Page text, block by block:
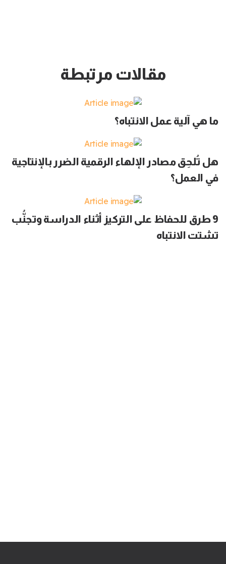
مقالات مرتبطة
ما هي آلية عمل الانتباه؟
هل تُلحِق مصادر الإلهاء الرقمية الضرر بالإنتاجية
في العمل؟
9 طرق للحفاظ على التركيز أثناء الدراسة وتجنُّب
تشتت الانتباه